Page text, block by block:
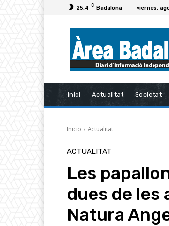
25.4 C Badalona viernes,
Inici Actualitat Societat
Inicio Actualitat
ACTUALITAT
Les
dues de les
Natura